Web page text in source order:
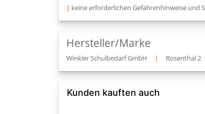
| keine erforderlichen Gefahrenhinweise und
Hersteller/Marke
Winkler Schulbedarf GmbH | Rosenthal 2
Kunden kauften auch